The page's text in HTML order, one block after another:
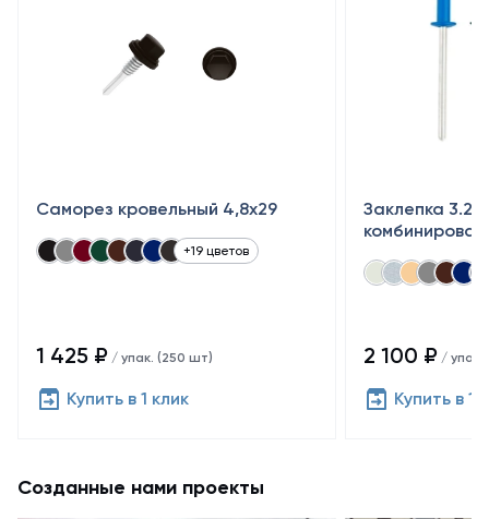
Саморез кровельный 4,8x29
+19 цветов
1 425 ₽ / упак. (250 шт)
Купить в 1 клик
Заклепка
2 100 ₽ / упак.
Купить в 1
Созданные нами проекты